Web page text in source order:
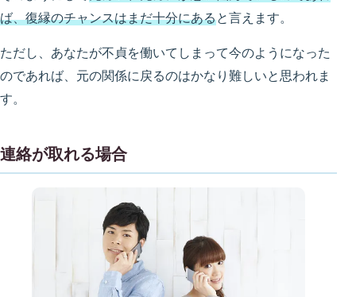
ば、復縁のチャンスはまだ十分にあると言えます。
ただし、あなたが不貞を働いてしまって今のようになった
のであれば、元の関係に戻るのはかなり難しいと思われま
す。
連絡が取れる場合